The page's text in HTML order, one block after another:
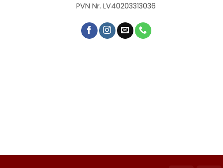
PVN Nr. LV40203313036